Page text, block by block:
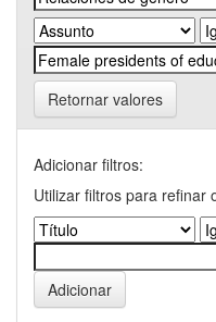
Retornar valores
Adicionar filtros:
Utilizar filtros para refinar